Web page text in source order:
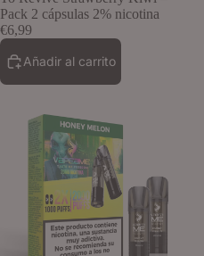
Pack 2 cápsulas 2% nicotina
€6,99
Añadir al carrito